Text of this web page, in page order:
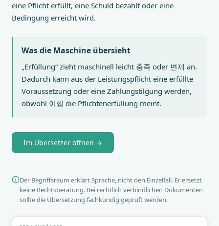
eine Pflicht erfüllt, eine Schuld bezahlt oder eine
Bedingung erreicht wird.
Was die Maschine übersieht
„Erfüllung“ zieht maschinell leicht 충족 oder 변제 an.
Dadurch kann aus der Leistungspflicht eine erfüllte
Voraussetzung oder eine Zahlungstilgung werden,
obwohl 이행 die Pflichtenerfüllung meint.
Im Übersetzer öffnen →
Der Begriffsraum erklärt Sprache, nicht den Einzelfall. Er ersetzt
keine Rechtsberatung. Bei rechtlich verbindlichen Dokumenten
sollte die Übersetzung fachkundig geprüft werden.